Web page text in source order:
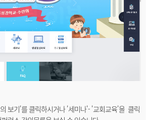
보기'를 클릭하시거나 '세미나'- '교회교육'을 클릭